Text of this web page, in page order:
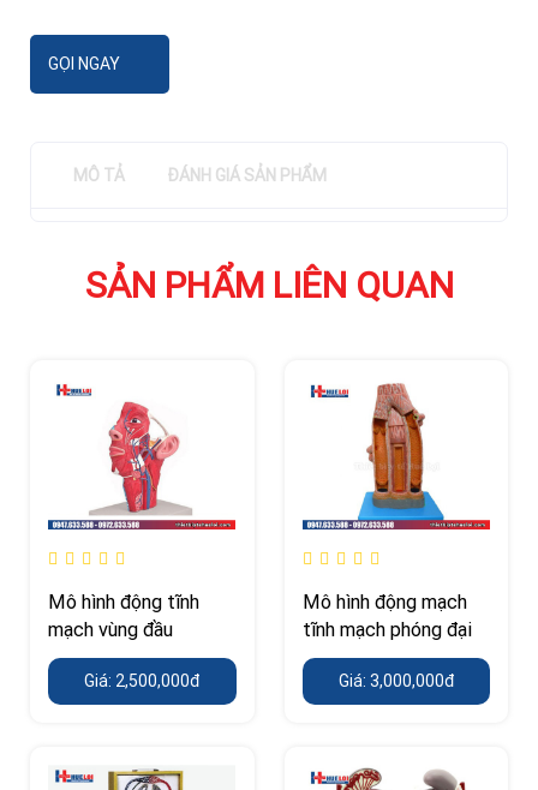
GỌI NGAY
MÔ TẢ ĐÁNH GIÁ SẢN PHẨM
SẢN PHẨM LIÊN QUAN
Mô hình động tĩnh
mạch vùng đầu
Giá: 2,500,000đ
Mô hình động mạch
tĩnh mạch phóng đại
Giá: 3,000,000đ